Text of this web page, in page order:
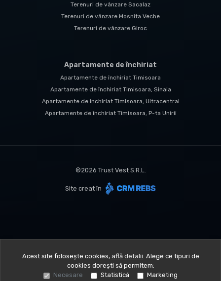
Terenuri de vânzare Sacalaz
Terenuri de vânzare Mosnita Veche
Terenuri de vânzare Giroc
Apartamente de închiriat
Apartamente de închiriat Timisoara
Apartamente de închiriat Timisoara, Sinaia
Apartamente de închiriat Timisoara, Ultracentral
Apartamente de închiriat Timisoara, P-ta Unirii
©2026 Trust Vest S.R.L.
Site creat în
Acest site folosește cookies, află detalii. Alege ce tipuri de
cookies dorești să permitem:
Necesare
Statistică Marketing